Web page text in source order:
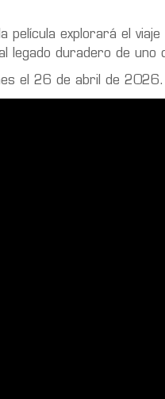
película explorará el
legado duradero de
el 26 de abril de 2026.